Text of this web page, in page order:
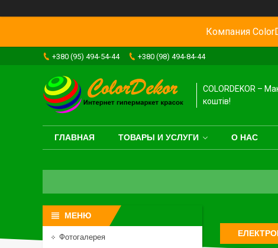
Компания
+380 (95) 494-54-44 +380 (98) 494-84-44
COLORDEKOR –
коштів!
ГЛАВНАЯ ТОВАРЫ И УСЛУГИ О НАС
Фотогалерея